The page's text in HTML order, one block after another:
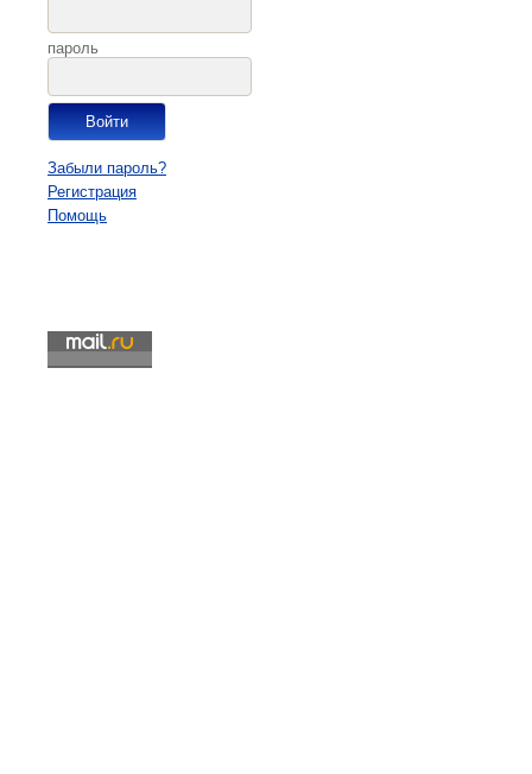
пароль
Забыли пароль?
Регистрация
Помощь